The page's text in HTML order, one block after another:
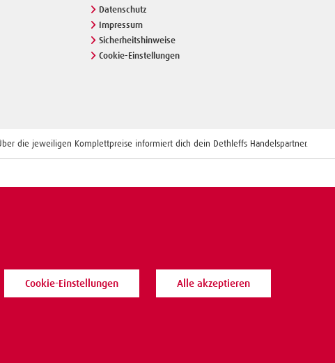
Datenschutz
Impressum
Sicherheitshinweise
Cookie-Einstellungen
die jeweiligen Komplettpreise informiert dich dein Dethleffs Handelspartner.
Cookie-Einstellungen Alle akzeptieren